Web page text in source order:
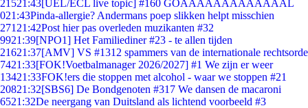
21521:43[UEL/ECL live topic] #160 GOAAAAAAAAAAAAAL
021:43Pinda-allergie? Andermans poep slikken helpt misschien
271 21:42Post hier pas overleden muzikanten #32
9921:39[NPO1] Het Familiediner #23 - te allen tijden
21621:37[AMV] VS #1312 spammers van de internationale rechtsorde
7421:33[FOK!Voetbalmanager 2026/2027] #1 We zijn er weer
13421:33FOK!ers die stoppen met alcohol - waar we stoppen #21
20821:32[SBS6] De Bondgenoten #317 We dansen de macaroni
6521:32De neergang van Duitsland als lichtend voorbeeld #3